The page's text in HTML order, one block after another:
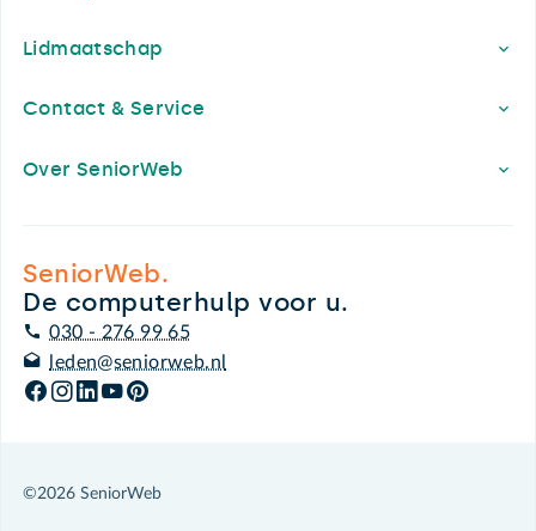
Lidmaatschap
Contact & Service
Over SeniorWeb
SeniorWeb.
De computerhulp voor u.
030 - 276 99 65
leden@seniorweb.nl
©2026 SeniorWeb